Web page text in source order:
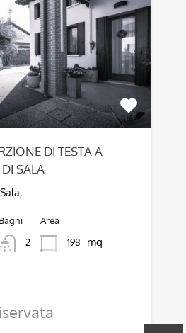
DI TESTA A
SALA
Bagni
2
Area
198
mq